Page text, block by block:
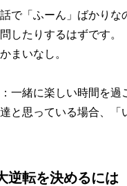
で「ふーん」ばかりな
したりするはずです
まいなし。
一緒に楽しい時間を過
と思っている場合、
逆転を決めるには